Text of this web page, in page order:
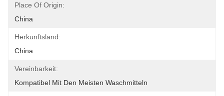
Place Of Origin:
China
Herkunftsland:
China
Vereinbarkeit:
Kompatibel Mit Den Meisten Waschmitteln